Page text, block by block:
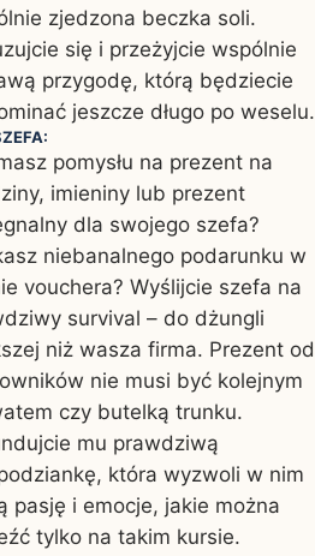
zjedzona beczka soli.
się i przeżyjcie wspólnie
przygodę, którą będziecie
jeszcze długo po weselu.
pomysłu na prezent na
imieniny lub prezent
dla swojego szefa?
niebanalnego podarunku w
vouchera? Wyślijcie szefa na
survival – do dżungli
niż wasza firma. Prezent od
nie musi być kolejnym
czy butelką trunku.
mu prawdziwą
która wyzwoli w nim
pasję i emocje, jakie można
tylko na takim kursie.